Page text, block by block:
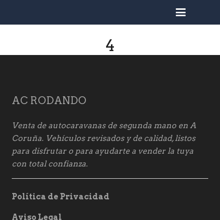
4
AC RODANDO
Venta de autocaravanas de segunda mano en A
Coruña. Vehículos revisados y de calidad, listos
para disfrutar o para ayudarte a vender la tuya
con total confianza.
Política de Privacidad
Aviso Legal